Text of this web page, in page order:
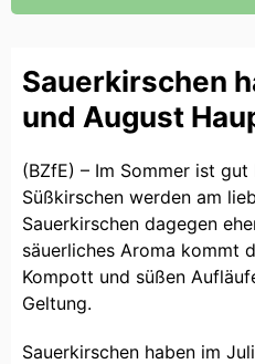
Sauerkirschen
und August
(BZfE) – Im Sommer ist gut
Süßkirschen werden am
Sauerkirschen dagegen
säuerliches Aroma kommt
Kompott und süßen
Geltung.
Sauerkirschen haben im